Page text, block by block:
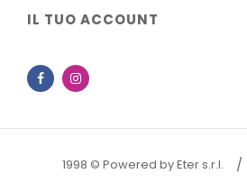
IL TUO ACCOUNT
Facebook
1998 © Powered by Eter s.r.l.